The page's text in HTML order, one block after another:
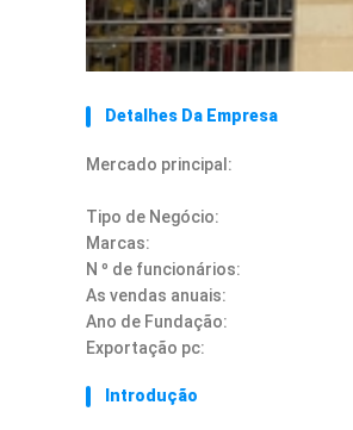
Detalhes Da Empresa
Mercado principal:
Tipo de Negócio:
Marcas:
N º de funcionários:
As vendas anuais:
Ano de Fundação:
Exportação pc:
Introdução